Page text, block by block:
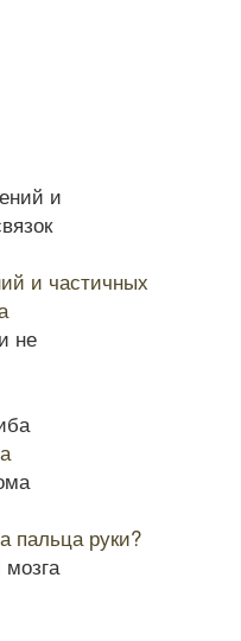
и частичных
пальца руки?